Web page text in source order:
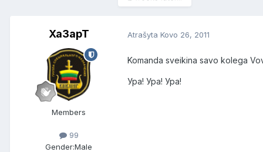
Xa3apT
Members
99
Gender:Male
Atrašyta Kovo 26, 2011
Komanda sveikina savo kolega
Ура! Ура! Ура!